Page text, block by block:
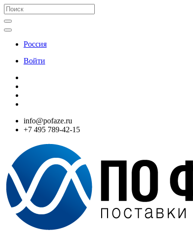
Россия
Войти
info@pofaze.ru
+7 495 789-42-15